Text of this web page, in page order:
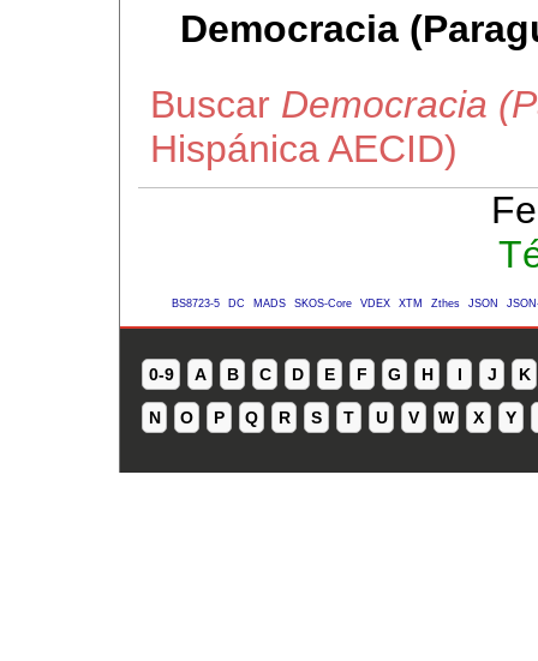
Democracia
Buscar Democracia
Hispánica AECID)
BS8723-5 DC MADS SKOS-Core VDEX XTM Zthes JSON
0-9 A B C D E F G H I J K
N O P Q R S T U V W X Y